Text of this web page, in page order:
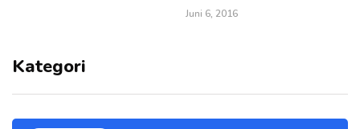
Juni 6, 2016
Kategori